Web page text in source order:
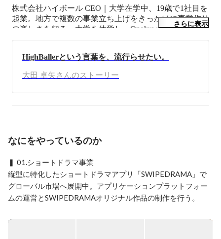
株式会社ハイボール CEO｜大学在学中、19歳で1社目を
起業。地方で複数の事業立ち上げをきっかけに事業作り
の楽しさを知る。大学を休学し、Onokuwa・Kinecaなど
のIT企業のインターンを経験後、フリーランスのとして
界を代表する会社を創ることが目標です。
さらに表示
HighBallerという言葉を、流行らせたい。
大田 卓矢さんのストーリー
なにをやっているのか
▍ 01.ショートドラマ事業
縦型に特化したショートドラマアプリ「SWIPEDRAMA」で
グローバル市場へ展開中。アプリケーションプラットフォー
ムの運営とSWIPEDRAMAオリジナル作品の制作を行う。
SWIPEDRAMAオリジナル作品：